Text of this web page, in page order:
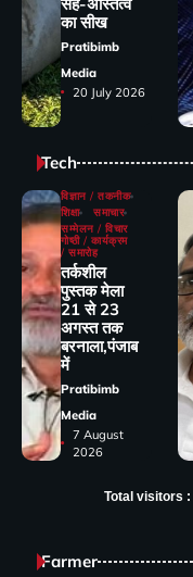
का सीख
Pratibimb
Media
20 July 2026
Tech
विज्ञान / तकनीक
शिक्षा
समाचार
सम्मेलन / विचार
गोष्ठी / कार्यक्रम
/ समारोह
तर्कशील
पुस्तक मेला
21 से 23
अगस्त तक
बरनाला,पंजाब
में
Pratibimb
Media
7 August
2026
Total visitors :
Farmer